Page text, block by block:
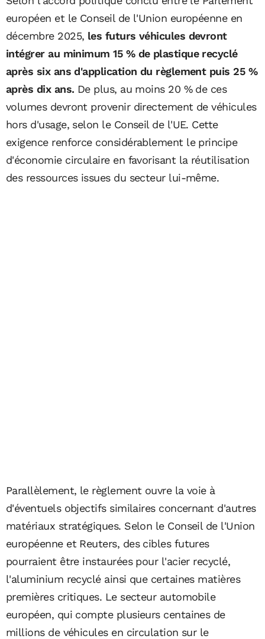
européen et le Conseil de l'Union européenne en
décembre 2025, les futurs véhicules devront
intégrer au minimum 15 % de plastique recyclé
après six ans d'application du règlement puis 25 %
après dix ans. De plus, au moins 20 % de ces
volumes devront provenir directement de véhicules
hors d'usage, selon le Conseil de l'UE. Cette
exigence renforce considérablement le principe
d'économie circulaire en favorisant la réutilisation
des ressources issues du secteur lui-même.
Parallèlement, le règlement ouvre la voie à
d'éventuels objectifs similaires concernant d'autres
matériaux stratégiques. Selon le Conseil de l'Union
européenne et Reuters, des cibles futures
pourraient être instaurées pour l'acier recyclé,
l'aluminium recyclé ainsi que certaines matières
premières critiques. Le secteur automobile
européen, qui compte plusieurs centaines de
millions de véhicules en circulation sur le